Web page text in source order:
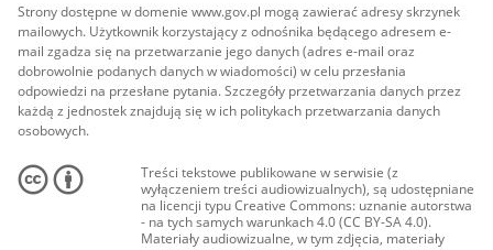
Strony dostępne w domenie www.gov.pl mogą zawierać adresy skrzynek
mailowych. Użytkownik korzystający z odnośnika będącego adresem e-
mail zgadza się na przetwarzanie jego danych (adres e-mail oraz
dobrowolnie podanych danych w wiadomości) w celu przesłania
odpowiedzi na przesłane pytania. Szczegóły przetwarzania danych przez
każdą z jednostek znajdują się w ich politykach przetwarzania danych
osobowych.
Treści tekstowe publikowane w serwisie (z
wyłączeniem treści audiowizualnych), są udostępniane
na licencji typu Creative Commons: uznanie autorstwa
- na tych samych warunkach 4.0 (CC BY-SA 4.0).
Materiały audiowizualne, w tym zdjęcia, materiały